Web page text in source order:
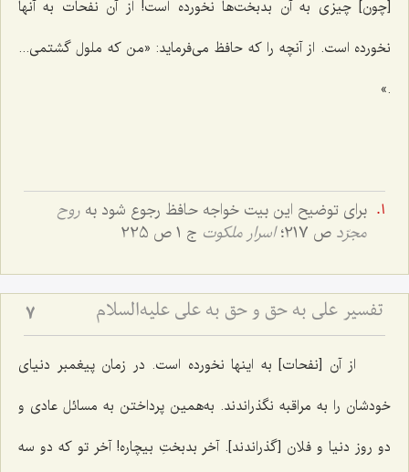
[چون] چیزی به آن بدبخت‌ها نخورده است! از آن نفحات به آنها
نخورده است. از آنچه را که حافظ می‌فرماید: «من که ملول گشتمی...
.»
برای توضیح این بیت خواجه حافظ رجوع شود به روح
مجرّد ص 217؛ اسرار ملکوت ج 1 ص 225
تفسیر علی به حق و حق به علی علیه‌السلام 7
از آن [نفحات] به اینها نخورده است. در زمان پیغمبر دنیای
خودشان را به مراقبه نگذراندند. به‌همین پرداختن به مسائل عادی و
دو روز دنیا و فلان [گذراندند]. آخر بدبختِ بیچاره! آخر تو که دو سه